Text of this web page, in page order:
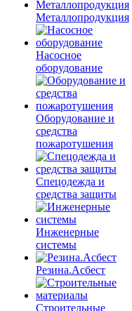
Металлопродукция
Насосное
оборудование
Оборудование и
средства
пожаротушения
Спецодежда и
средства защиты
Инженерные
системы
Резина.Асбест
Строительные